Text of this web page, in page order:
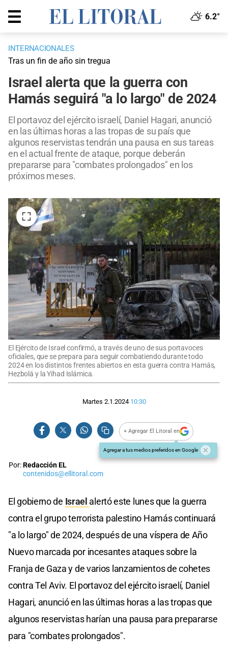
6.2°
INTERNACIONALES
Tras un fin de año sin tregua
Israel alerta que la guerra con
Hamás seguirá "a lo largo" de 2024
El portavoz del ejército israelí, Daniel Hagari, anunció
en las últimas horas a las tropas de su país que
algunos reservistas tendrán una pausa en sus tareas
en el actual frente de ataque, porque deberán
prepararse para "combates prolongados" en los
próximos meses.
El Ejército de Israel confirmó, a través de uno de sus portavoces
oficiales, que se prepara para seguir combatiendo durante todo
2024 en los distintos frentes abiertos en esta guerra contra Hamás,
Hezbolá y la Yihad Islámica.
Martes 2.1.2024 10:30
+ Agregar El Litoral en
Agregar a tus medios preferidos en Google
Por:Redacción EL
contenidos@ellitoral.com
El gobierno de Israel alertó este lunes que la guerra
contra el grupo terrorista palestino Hamás continuará
"a lo largo" de 2024, después de una víspera de Año
Nuevo marcada por incesantes ataques sobre la
Franja de Gaza y de varios lanzamientos de cohetes
contra Tel Aviv. El portavoz del ejército israelí, Daniel
Hagari, anunció en las últimas horas a las tropas que
algunos reservistas harían una pausa para prepararse
para "combates prolongados".